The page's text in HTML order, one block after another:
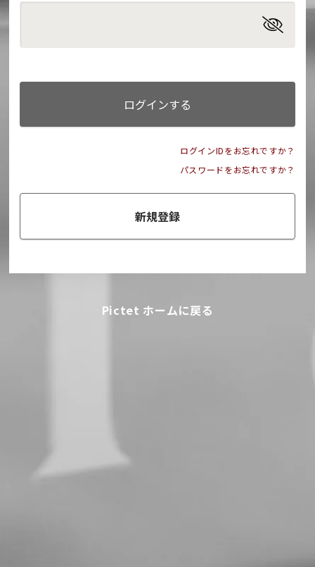
ログインする
ログインIDをお忘れですか？
パスワードをお忘れですか？
新規登録
Pictet ホームに戻る